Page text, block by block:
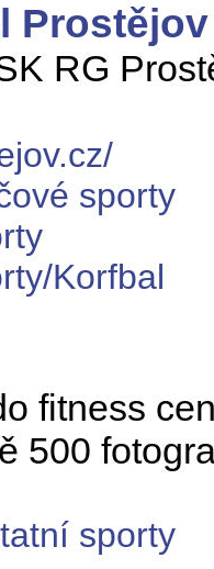
Prostějov
RG
sporty
Korfbal
fitness
500
sporty